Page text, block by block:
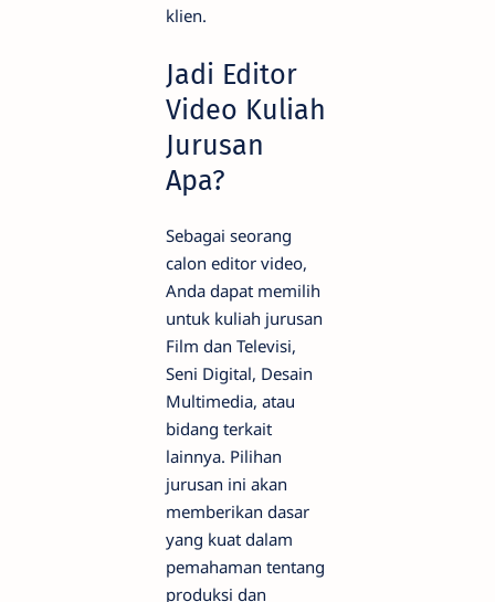
klien.
Jadi Editor
Video Kuliah
Jurusan
Apa?
Sebagai seorang
calon editor video,
Anda dapat memilih
untuk kuliah jurusan
Film dan Televisi,
Seni Digital, Desain
Multimedia, atau
bidang terkait
lainnya. Pilihan
jurusan ini akan
memberikan dasar
yang kuat dalam
pemahaman tentang
produksi dan